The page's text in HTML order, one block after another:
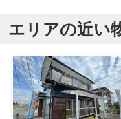
エリアの近い